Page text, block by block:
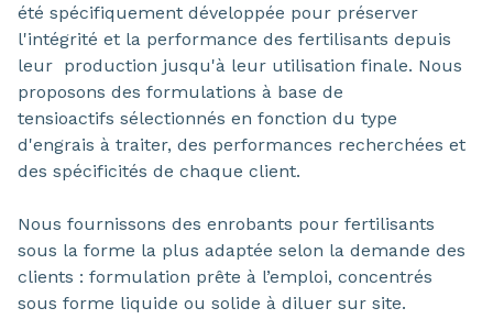
été spécifiquement développée pour préserver
l'intégrité et la performance des fertilisants depuis
leur production jusqu'à leur utilisation finale. Nous
proposons des formulations à base de
tensioactifs sélectionnés en fonction du type
d'engrais à traiter, des performances recherchées et
des spécificités de chaque client.
Nous fournissons des enrobants pour fertilisants
sous la forme la plus adaptée selon la demande des
clients : formulation prête à l’emploi, concentrés
sous forme liquide ou solide à diluer sur site.